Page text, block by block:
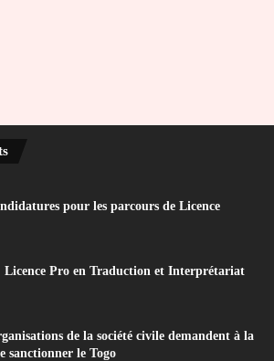
pour les parcours de Licence
Pro en Traduction et Interprétariat
de la société civile demandent à la
sanctionner le Togo